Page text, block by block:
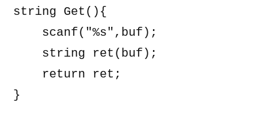
string Get(){
    scanf("%s",buf);
    string ret(buf);
    return ret;
}